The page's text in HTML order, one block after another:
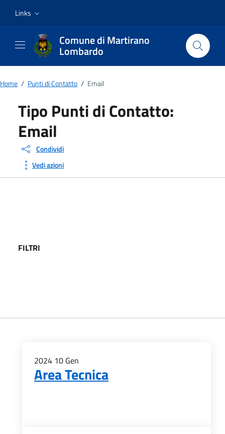
Links
Comune di Martirano
Lombardo
Home / Punti di Contatto / Email
Tipo Punti di Contatto:
Email
Condividi
Vedi azioni
FILTRI
2024 10 Gen
Area Tecnica